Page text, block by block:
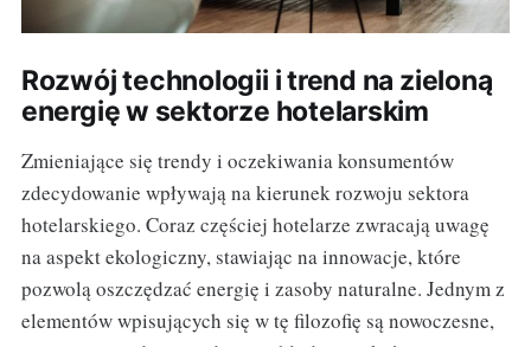
Rozwój technologii i trend na zieloną
energię w sektorze hotelarskim
Zmieniające się trendy i oczekiwania konsumentów
zdecydowanie wpływają na kierunek rozwoju sektora
hotelarskiego. Coraz częściej hotelarze zwracają uwagę
na aspekt ekologiczny, stawiając na innowacje, które
pozwolą oszczędzać energię i zasoby naturalne. Jednym z
elementów wpisujących się w tę filozofię są nowoczesne,